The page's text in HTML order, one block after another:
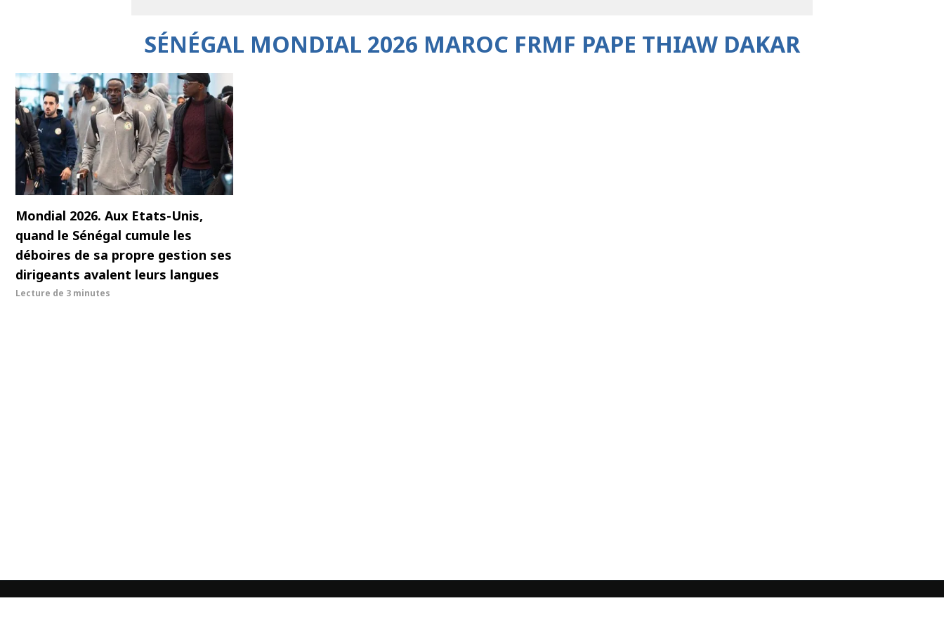
SÉNÉGAL MONDIAL 2026 MAROC FRMF PAPE THIAW DAKAR
Mondial 2026. Aux Etats-Unis,
quand le Sénégal cumule les
déboires de sa propre gestion ses
dirigeants avalent leurs langues
Lecture de 3 minutes